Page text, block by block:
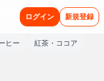
ログイン 新規登録
ヒー 紅茶・ココア